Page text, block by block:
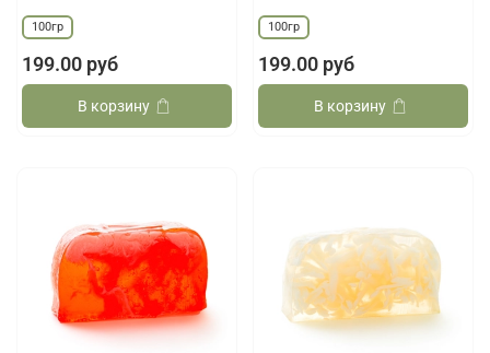
100гр
199.00 руб
В корзину
100гр
199.00 руб
В корзину